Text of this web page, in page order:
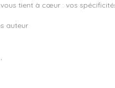
tient à cœur : vos
auteur